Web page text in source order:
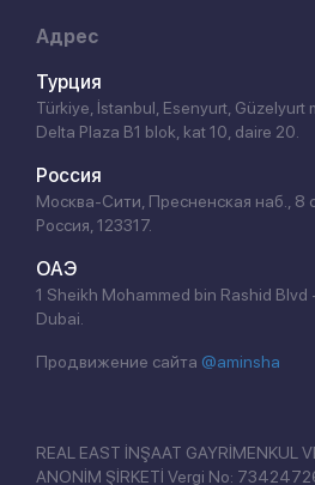
Адрес
Турция
Türkiye, İstanbul, Esenyurt, Güzelyurt
Delta Plaza B1 blok, kat 10, daire 20.
Россия
Москва-Сити, Пресненская наб., 8
Россия, 123317.
ОАЭ
1 Sheikh Mohammed bin Rashid
Dubai.
Продвижение сайта @aminsha
REAL EAST İNŞAAT GAYRİMENKUL
ANONİM ŞİRKETİ Vergi No: